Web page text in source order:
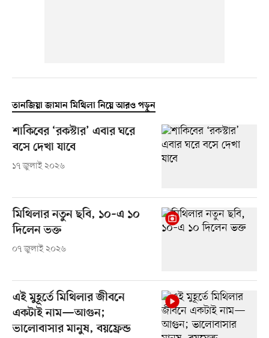
তানজিয়া জামান মিথিলা নিয়ে আরও পড়ুন
শাকিবের ‘রকস্টার’ এবার ঘরে
বসে দেখা যাবে
১৭ জুলাই ২০২৬
মিথিলার নতুন ছবি, ১০–এ ১০
দিলেন ভক্ত
০৭ জুলাই ২০২৬
এই মুহূর্তে মিথিলার জীবনে
একটাই নাম—আগুন;
ভালোবাসার মানুষ, বয়ফ্রেন্ড